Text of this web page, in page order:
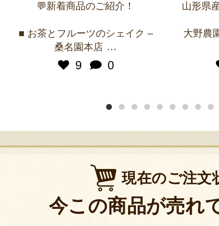
💬新着商品のご紹介！
■ お茶とフルーツのシェイク –
桑名園本店 ...
9
0
山形県
大野農
現在のご注文
今この商品が売れ